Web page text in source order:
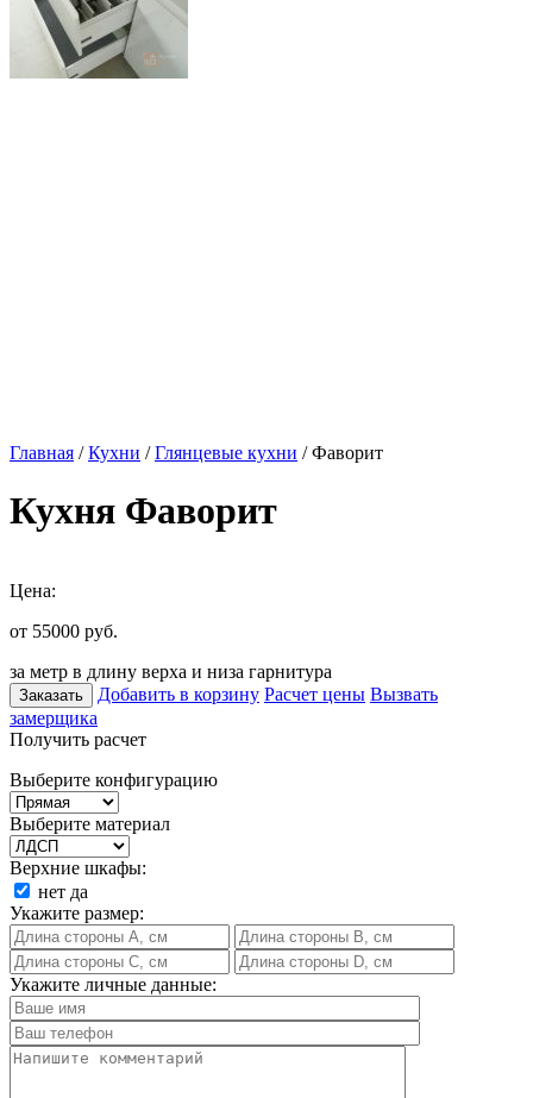
Главная /Кухни /Глянцевые кухни / Фаворит
Кухня Фаворит
Цена:
от 55000 руб.
за метр в длину верха и низа гарнитура
Заказать Добавить в корзину Расчет цены Вызвать
замерщика
Получить расчет
Выберите конфигурацию
Выберите материал
Верхние шкафы:
нет да
Укажите размер:
Укажите личные данные: